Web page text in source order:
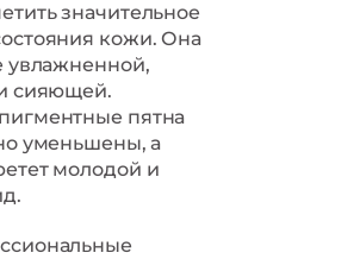
значительное
кожи. Она
увлажненной,
сияющей.
пятна
уменьшены, а
молодой и